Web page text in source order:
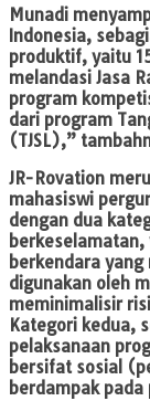
Munadi
Indonesia,
produktif, yaitu
melandasi Jasa
program
dari program
(TJSL),”
JR-Rovation
mahasiswi
dengan dua
berkendara
digunakan oleh
meminimalisir
Kategori kedua,
pelaksanaan
bersifat sosial
berdampak